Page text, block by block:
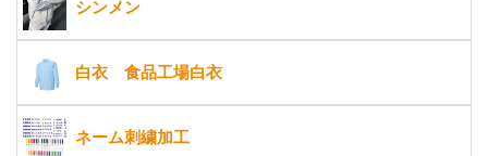
シンメン
白衣 食品工場白衣
ネーム刺繍加工